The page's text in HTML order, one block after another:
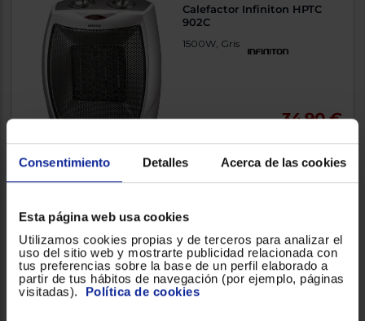
Consentimiento Detalles Acerca de las cookies
Esta página web usa cookies
Utilizamos cookies propias y de terceros para analizar el
uso del sitio web y mostrarte publicidad relacionada con
tus preferencias sobre la base de un perfil elaborado a
partir de tus hábitos de navegación (por ejemplo, páginas
visitadas). Política de cookies
Calefactor Infiniton HPTC
902C
1500W, Gris
34,90 €
Comparar
Envío gratis
Termoventilador Infiniton
HBR-R349
2000W, Negro